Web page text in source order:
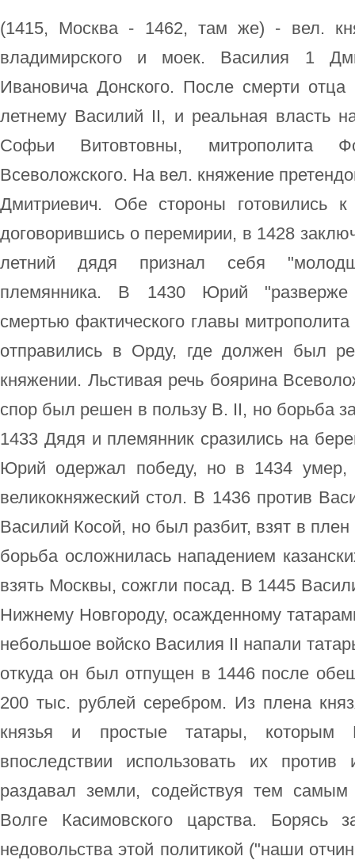
(1415, Москва - 1462, там же) - вел.
владимирского и моек. Василия 1
Ивановича Донского. После смерти
летнему Василий II, и реальная власть
Софьи Витовтовны,
Всеволожского. На вел. княжение
Дмитриевич. Обе стороны готовились
договорившись о перемирии, в 1428
летний дядя признал себя
племянника. В 1430 Юрий "разверже
смертью фактического главы
отправились в Орду, где должен был
княжении. Льстивая речь боярина
спор был решен в пользу В. II, но борьба
1433 Дядя и племянник сразились на
Юрий одержал победу, но в 1434 умер,
великокняжеский стол. В 1436 против
Василий Косой, но был разбит, взят в
борьба осложнилась нападением
взять Москвы, сожгли посад. В 1445
Нижнему Новгороду, осажденному
небольшое войско Василия II напали
откуда он был отпущен в 1446 после
200 тыс. рублей серебром. Из плена
князья и простые татары, которым
впоследствии использовать их
раздавал земли, содействуя тем
Волге Касимовского царства. Борясь
недовольства этой политикой ("наши